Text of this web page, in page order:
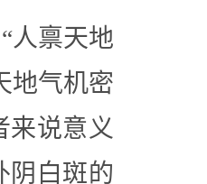
人禀天地
地气机密
来说意义
阴白斑的